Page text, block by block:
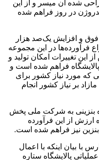
شده آن میسر و از این
هزار بشکه هیدروژن در روز فراهم شده
فوق و افزایش یک‌صد هزار
فرآورده‌ها در این مجموعه
این تغییرات امکان تولید و
5 نیز در این پالایشگاه فراهم شده است و
که مورد نیاز کشور برای
بر نیاز کشور انجام
بنزینی به شرکت ملی پخش
ارزش از این فرآورده
بیان اینکه با اعمال
پالایشگاه ستاره